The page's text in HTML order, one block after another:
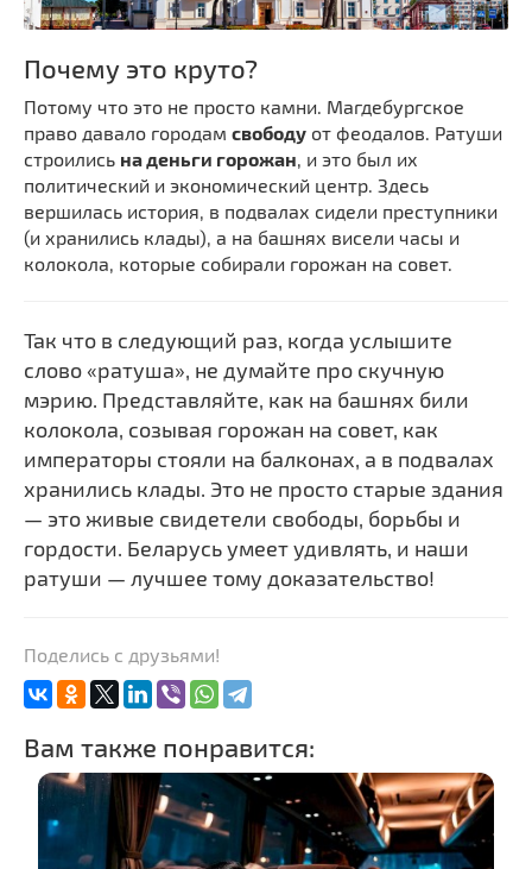
Почему это круто?
Потому что это не просто камни. Магдебургское
право давало городам свободу от феодалов. Ратуши
строились на деньги горожан, и это был их
политический и экономический центр. Здесь
вершилась история, в подвалах сидели преступники
(и хранились клады), а на башнях висели часы и
колокола, которые собирали горожан на совет.
Так что в следующий раз, когда услышите
слово «ратуша», не думайте про скучную
мэрию. Представляйте, как на башнях били
колокола, созывая горожан на совет, как
императоры стояли на балконах, а в подвалах
хранились клады. Это не просто старые здания
— это живые свидетели свободы, борьбы и
гордости. Беларусь умеет удивлять, и наши
ратуши — лучшее тому доказательство!
Поделись с друзьями!
Вам также понравится: